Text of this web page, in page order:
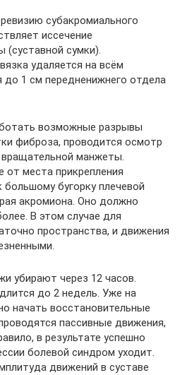
субакромиального
иссечение
(суставной сумки).
удаляется на всём
до 1 см передненижнего отдела
возможные разрывы
фиброза, проводится осмотр
манжеты.
от места прикрепления
бугорку плечевой
акромиона. Оно должно
В этом случае для
пространства, и движения
убирают через 12 часов.
до 2 недель. Уже на
начать восстановительные
пассивные движения,
в результате успешно
болевой синдром уходит.
движений в суставе